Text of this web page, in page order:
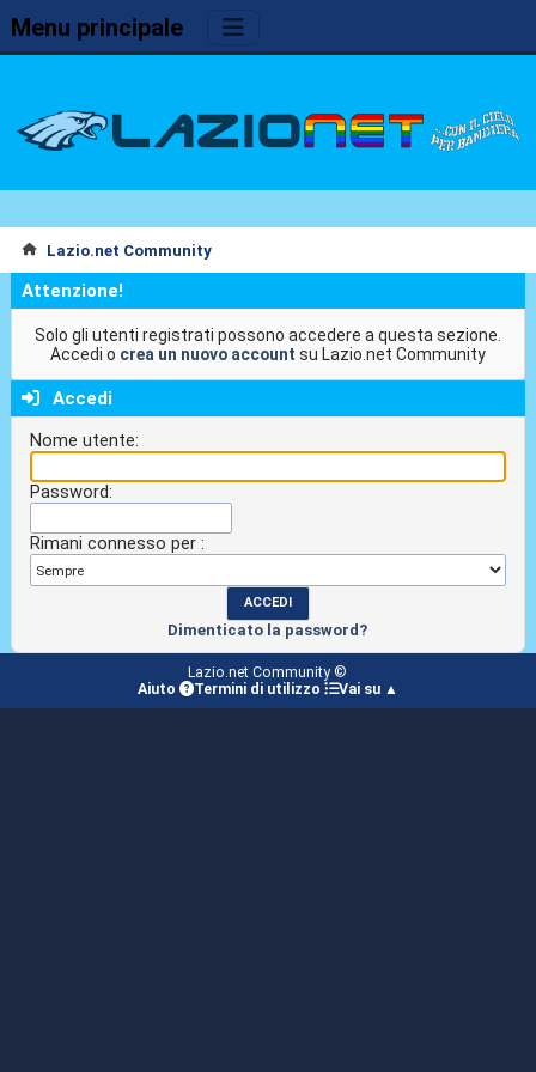
Menu principale
Lazio.net Community
Attenzione!
Solo gli utenti registrati possono accedere a questa sezione.
Accedi o crea un nuovo account su Lazio.net Community
Accedi
Nome utente:
Password:
Rimani connesso per :
Dimenticato la password?
Lazio.net Community ©
Aiuto
Termini di utilizzo Vai su ▲